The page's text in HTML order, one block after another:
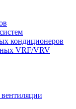
кондиционеров
VRF/VRV